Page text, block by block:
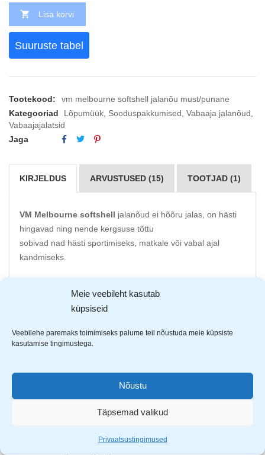
Meie veebileht kasutab
küpsiseid
Veebilehe paremaks toimimiseks palume teil nõustuda meie küpsiste
kasutamise tingimustega.
Nõustu
Täpsemad valikud
Privaatsustingimused
Lisa korvi
Suuruste tabel
Tootekood:
vm melbourne softshell jalanõu must/punane
Kategooriad
Lõpumüük Sooduspakkumised Vabaaja jalanõud
Vabaajajalatsid
Jaga
KIRJELDUS ARVUSTUSED (15) TOOTJAD (1)
VM Melbourne softshell jalanõud ei hõõru jalas, on hästi
hingavad ning nende kergsuse tõttu
sobivad nad hästi sportimiseks, matkale või vabal ajal
kandmiseks.
Softshell materjal on praktiline,
pehme mitmekihiline struktuur koosneb sisemisest pehmest
välispind on vastupidav ja kulumiskindel ning nende vahele
Mesh võrkriidega sisevooderdus
EVA materjalist välistald ning libisemist takistav muster